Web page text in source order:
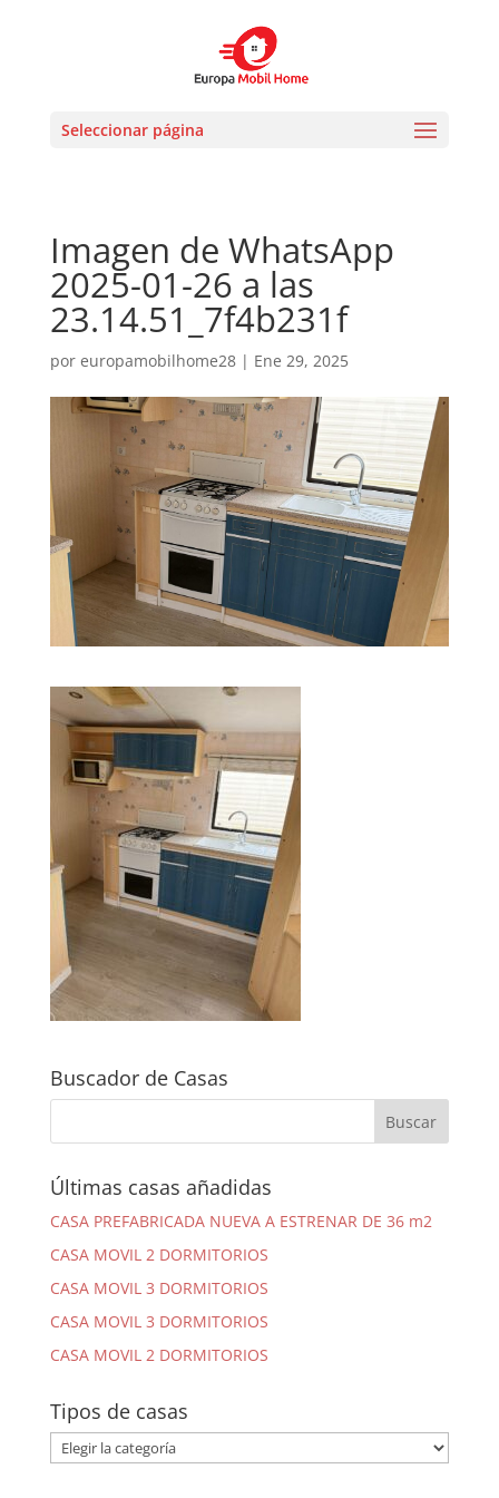
Seleccionar página
Imagen de WhatsApp
2025-01-26 a las
23.14.51_7f4b231f
por europamobilhome28| Ene 29, 2025
Buscador de Casas
Últimas casas añadidas
CASA PREFABRICADA NUEVA A ESTRENAR DE 36 m2
CASA MOVIL 2 DORMITORIOS
CASA MOVIL 3 DORMITORIOS
CASA MOVIL 3 DORMITORIOS
CASA MOVIL 2 DORMITORIOS
Tipos de casas
Tipos
de